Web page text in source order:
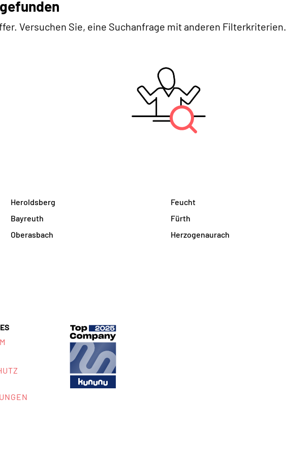
Versuchen Sie, eine Suchanfrage mit anderen Filterkriterien.
Heroldsberg Feucht
Bayreuth Fürth
Oberasbach Herzogenaurach